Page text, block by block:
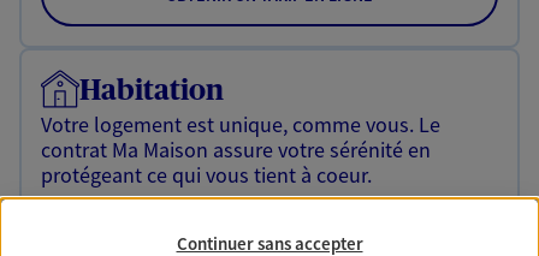
Habitation
Votre logement est unique, comme vous. Le
contrat Ma Maison assure votre sérénité en
protégeant ce qui vous tient à coeur.
Continuer sans accepter